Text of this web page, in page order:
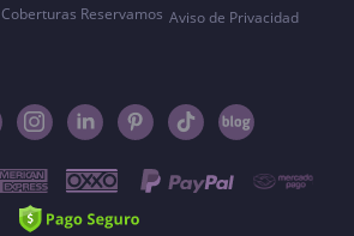
Coberturas Reservamos Aviso de Privacidad